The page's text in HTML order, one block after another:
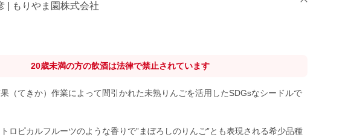
| もりやま園株式会社
20歳未満の方の飲酒は法律で禁止されています
（てきか）作業によって間引かれた未熟りんごを活用したSDGsなシードルで
ロピカルフルーツのような香りで”まぼろしのりんご”とも表現される希少品種